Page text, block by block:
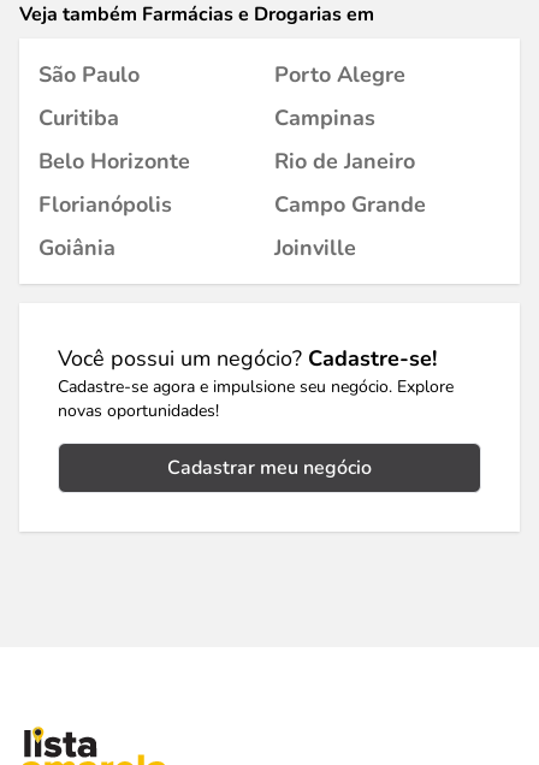
Veja também Farmácias e Drogarias em
São Paulo
Porto Alegre
Curitiba
Campinas
Belo Horizonte
Rio de Janeiro
Florianópolis
Campo Grande
Goiânia
Joinville
Você possui um negócio? Cadastre-se!
Cadastre-se agora e impulsione seu negócio. Explore
novas oportunidades!
Cadastrar meu negócio